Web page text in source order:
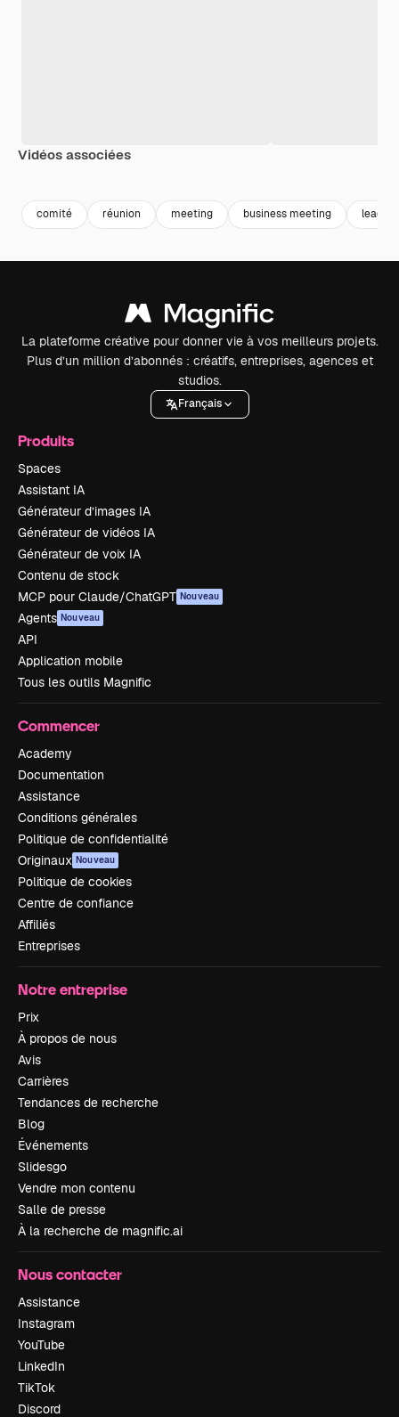
Vidéos associées
comité réunion meeting business meeting leader
La plateforme créative pour donner vie à vos meilleurs projets.
Plus d’un million d’abonnés : créatifs, entreprises, agences et
studios.
Français
Produits
Spaces
Assistant IA
Générateur d’images IA
Générateur de vidéos IA
Générateur de voix IA
Contenu de stock
MCP pour Claude/ChatGPT Nouveau
Agents Nouveau
API
Application mobile
Tous les outils Magnific
Commencer
Academy
Documentation
Assistance
Conditions générales
Politique de confidentialité
Originaux Nouveau
Politique de cookies
Centre de confiance
Affiliés
Entreprises
Notre entreprise
Prix
À propos de nous
Avis
Carrières
Tendances de recherche
Blog
Événements
Slidesgo
Vendre mon contenu
Salle de presse
À la recherche de magnific.ai
Nous contacter
Assistance
Instagram
YouTube
LinkedIn
TikTok
Discord